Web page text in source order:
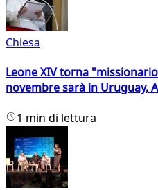
Chiesa
Leone XIV torna
novembre sarà in Uruguay,
1 min di lettura